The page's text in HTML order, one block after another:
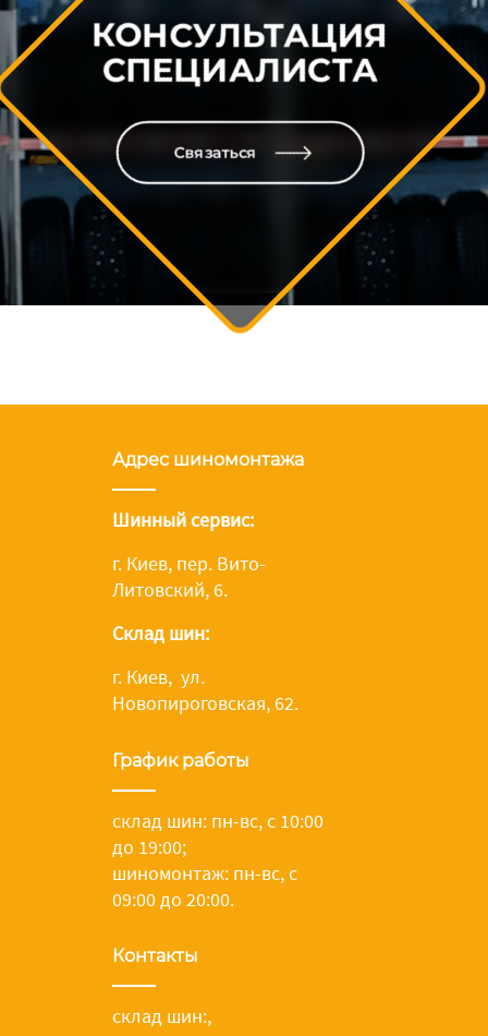
КОНСУЛЬТАЦИЯ
СПЕЦИАЛИСТА
Связаться
Адрес шиномонтажа
Шинный сервис:
г. Киев, пер. Вито-
Литовский, 6.
Склад шин:
г. Киев, ул.
Новопироговская, 62.
График работы
склад шин: пн-вс, с 10:00
до 19:00;
шиномонтаж: пн-вс, с
09:00 до 20:00.
Контакты
склад шин:,